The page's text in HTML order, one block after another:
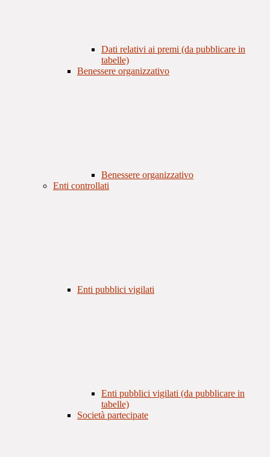
Dati relativi ai premi (da pubblicare in
tabelle)
Benessere organizzativo
Benessere organizzativo
Enti controllati
Enti pubblici vigilati
Enti pubblici vigilati (da pubblicare in
tabelle)
Società partecipate